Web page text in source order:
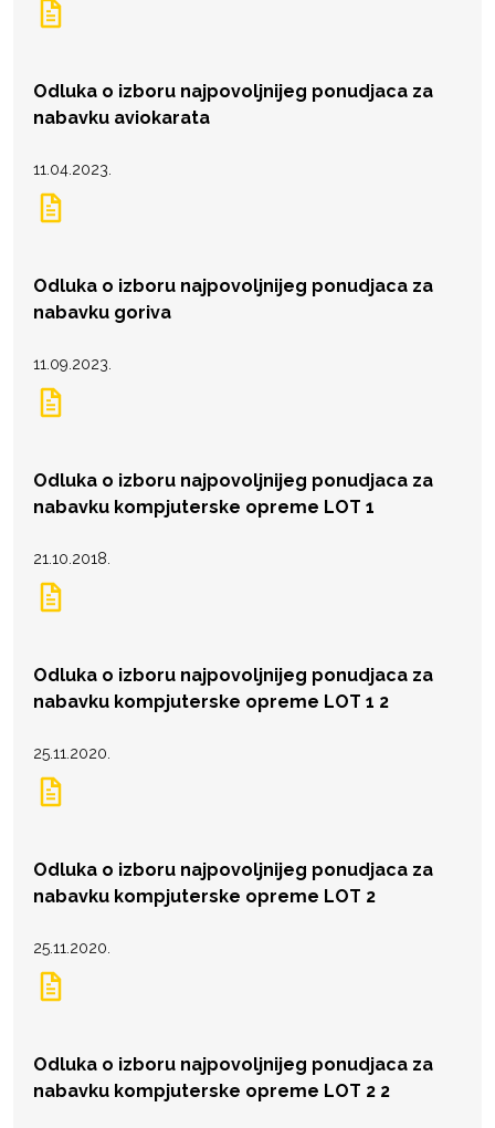
Odluka o izboru najpovoljnijeg ponudjaca za
nabavku aviokarata
11.04.2023.
Odluka o izboru najpovoljnijeg ponudjaca za
nabavku goriva
11.09.2023.
Odluka o izboru najpovoljnijeg ponudjaca za
nabavku kompjuterske opreme LOT 1
21.10.2018.
Odluka o izboru najpovoljnijeg ponudjaca za
nabavku kompjuterske opreme LOT 1 2
25.11.2020.
Odluka o izboru najpovoljnijeg ponudjaca za
nabavku kompjuterske opreme LOT 2
25.11.2020.
Odluka o izboru najpovoljnijeg ponudjaca za
nabavku kompjuterske opreme LOT 2 2